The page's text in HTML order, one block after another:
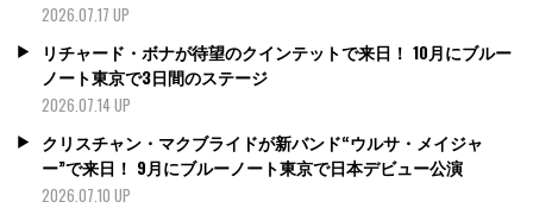
2026.07.17 UP
リチャード・ボナが待望のクインテットで来日！ 10月にブルー
ノート東京で3日間のステージ
2026.07.14 UP
クリスチャン・マクブライドが新バンド“ウルサ・メイジャ
ー”で来日！ 9月にブルーノート東京で日本デビュー公演
2026.07.10 UP